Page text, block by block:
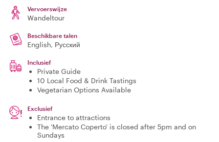
Vervoerswijze
Wandeltour
Beschikbare talen
English, Русский
Inclusief
Private Guide
10 Local Food & Drink Tastings
Vegetarian Options Available
Exclusief
Entrance to attractions
The 'Mercato Coperto' is closed after 5pm and on
Sundays